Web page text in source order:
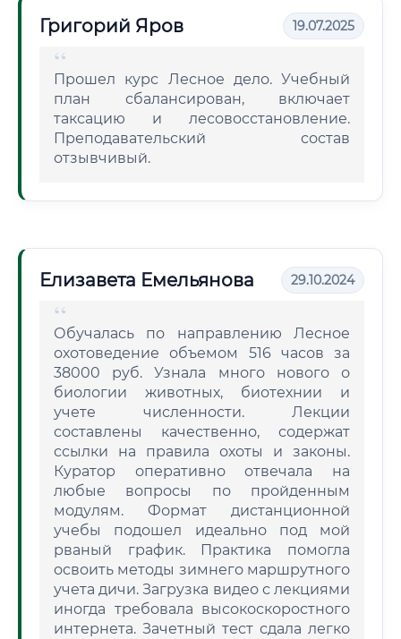
Григорий Яров 19.07.2025
Прошел курс Лесное дело. Учебный
план сбалансирован, включает
таксацию и лесовосстановление.
Преподавательский состав
отзывчивый.
Елизавета Емельянова 29.10.2024
Обучалась по направлению Лесное
охотоведение объемом 516 часов за
38000 руб. Узнала много нового о
биологии животных, биотехнии и
учете численности. Лекции
составлены качественно, содержат
ссылки на правила охоты и законы.
Куратор оперативно отвечала на
любые вопросы по пройденным
модулям. Формат дистанционной
учебы подошел идеально под мой
рваный график. Практика помогла
освоить методы зимнего маршрутного
учета дичи. Загрузка видео с лекциями
иногда требовала высокоскоростного
интернета. Зачетный тест сдала легко